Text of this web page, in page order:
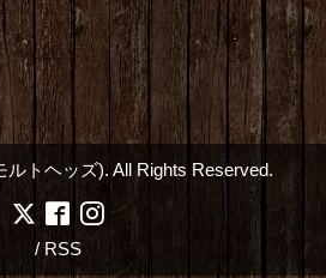
ルトヘッズ). All Rights Reserved.
/RSS